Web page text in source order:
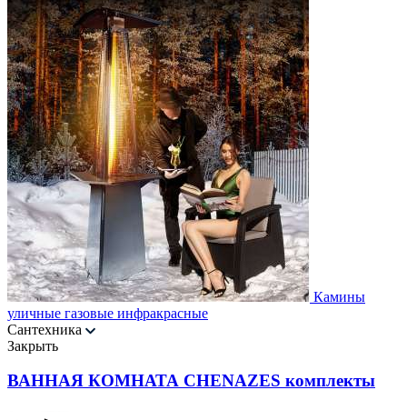
Камины
уличные газовые инфракрасные
Сантехника
Закрыть
ВАННАЯ КОМНАТА CHENAZES комплекты